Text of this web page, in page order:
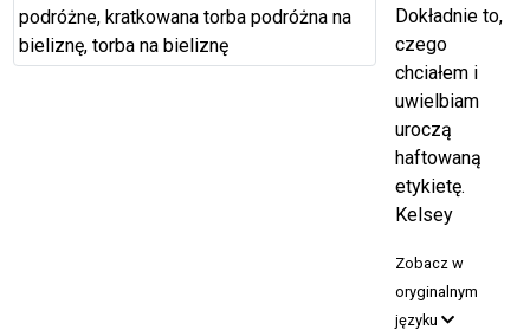
Dokładnie to,
czego
chciałem i
uwielbiam
uroczą
haftowaną
etykietę.
Kelsey
Zobacz w
oryginalnym
języku